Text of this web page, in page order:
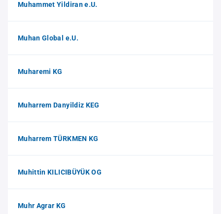
Muhammet Yildiran e.U.
Muhan Global e.U.
Muharemi KG
Muharrem Danyildiz KEG
Muharrem TÜRKMEN KG
Muhittin KILICIBÜYÜK OG
Muhr Agrar KG